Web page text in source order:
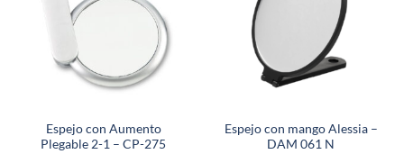
Espejo con Aumento
Plegable 2-1 – CP-275
Espejo con mango Alessia –
DAM 061 N